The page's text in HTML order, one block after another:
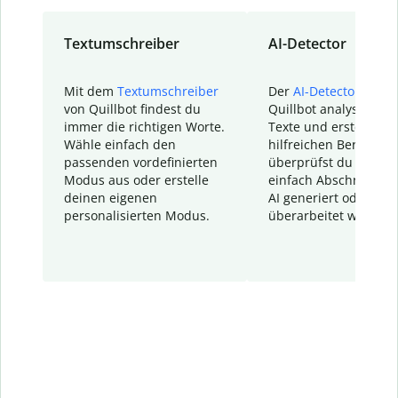
Textumschreiber
Mit dem Textumschreiber
von Quillbot findest du
immer die richtigen Worte.
Wähle einfach den
passenden vordefinierten
Modus aus oder erstelle
deinen eigenen
personalisierten Modus.
AI-Detector
Der AI-Detector
Quillbot analysiert
Texte und erstellt
hilfreichen Bericht.
überprüfst du
einfach Abschnitte,
AI generiert oder
überarbeitet wurden.